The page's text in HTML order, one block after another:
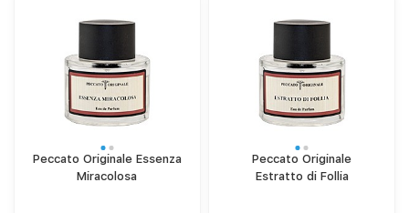
Peccato Originale Essenza
Miracolosa
Peccato Originale
Estratto di Follia